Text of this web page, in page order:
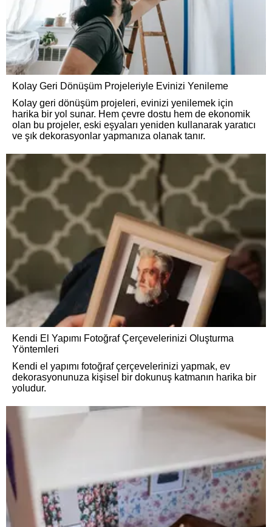
Kolay Geri Dönüşüm Projeleriyle Evinizi Yenileme
Kolay geri dönüşüm projeleri, evinizi yenilemek için
harika bir yol sunar. Hem çevre dostu hem de ekonomik
olan bu projeler, eski eşyaları yeniden kullanarak yaratıcı
ve şık dekorasyonlar yapmanıza olanak tanır.
Kendi El Yapımı Fotoğraf Çerçevelerinizi Oluşturma
Yöntemleri
Kendi el yapımı fotoğraf çerçevelerinizi yapmak, ev
dekorasyonunuza kişisel bir dokunuş katmanın harika bir
yoludur.